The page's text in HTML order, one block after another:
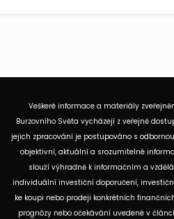
Veškeré informace a materiály
Burzovního Světa vycházejí z veřejně
jejich zpracování je postupováno s
objektivní, aktuální a srozumitelné
slouží výhradně k informačním a
individuální investiční doporučení,
ke koupi nebo prodeji konkrétních
prognózy nebo očekávání uvedené v